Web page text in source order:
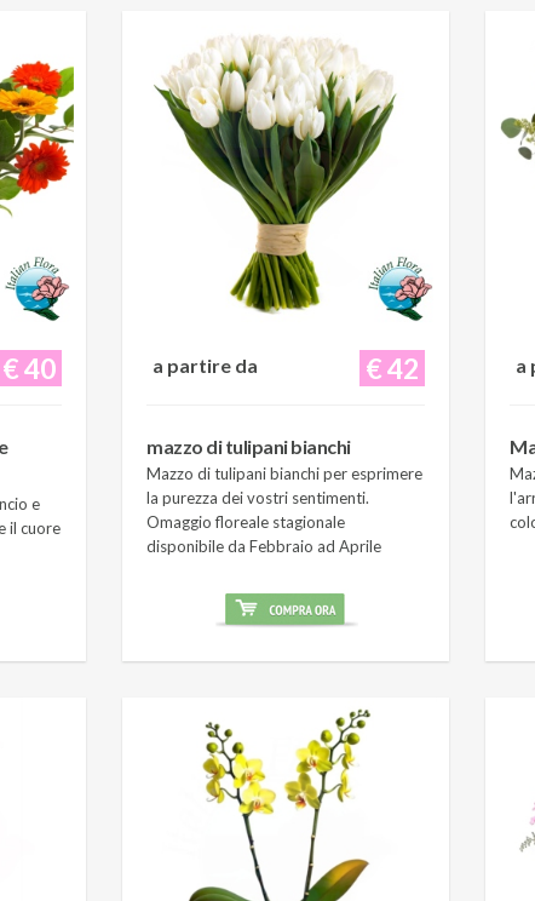
€ 40
e
il cuore
€ 42
a partire da
mazzo di tulipani bianchi
Mazzo di tulipani bianchi per esprimere
la purezza dei vostri sentimenti.
Omaggio floreale stagionale
disponibile da Febbraio ad Aprile
a